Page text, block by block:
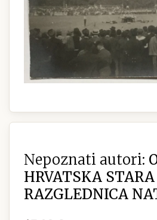
Nepoznati autori:
HRVATSKA STARA
RAZGLEDNICA